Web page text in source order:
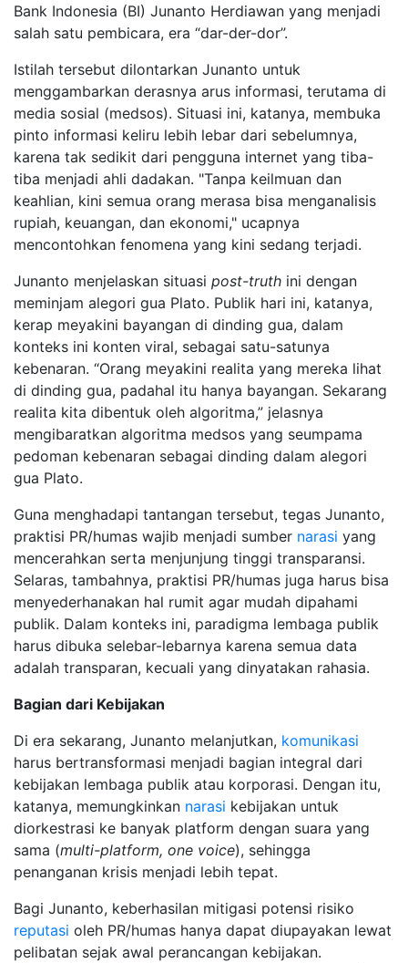
Bank Indonesia (BI) Junanto Herdiawan yang menjadi
salah satu pembicara, era “dar-der-dor”.
Istilah tersebut dilontarkan Junanto untuk
menggambarkan derasnya arus informasi, terutama di
media sosial (medsos). Situasi ini, katanya, membuka
pinto informasi keliru lebih lebar dari sebelumnya,
karena tak sedikit dari pengguna internet yang tiba-
tiba menjadi ahli dadakan. "Tanpa keilmuan dan
keahlian, kini semua orang merasa bisa menganalisis
rupiah, keuangan, dan ekonomi," ucapnya
mencontohkan fenomena yang kini sedang terjadi.
Junanto menjelaskan situasi post-truth ini dengan
meminjam alegori gua Plato. Publik hari ini, katanya,
kerap meyakini bayangan di dinding gua, dalam
konteks ini konten viral, sebagai satu-satunya
kebenaran. “Orang meyakini realita yang mereka lihat
di dinding gua, padahal itu hanya bayangan. Sekarang
realita kita dibentuk oleh algoritma,” jelasnya
mengibaratkan algoritma medsos yang seumpama
pedoman kebenaran sebagai dinding dalam alegori
gua Plato.
Guna menghadapi tantangan tersebut, tegas Junanto,
praktisi PR/humas wajib menjadi sumber narasi yang
mencerahkan serta menjunjung tinggi transparansi.
Selaras, tambahnya, praktisi PR/humas juga harus bisa
menyederhanakan hal rumit agar mudah dipahami
publik. Dalam konteks ini, paradigma lembaga publik
harus dibuka selebar-lebarnya karena semua data
adalah transparan, kecuali yang dinyatakan rahasia.
Bagian dari Kebijakan
Di era sekarang, Junanto melanjutkan, komunikasi
harus bertransformasi menjadi bagian integral dari
kebijakan lembaga publik atau korporasi. Dengan itu,
katanya, memungkinkan narasi kebijakan untuk
diorkestrasi ke banyak platform dengan suara yang
sama (multi-platform, one voice), sehingga
penanganan krisis menjadi lebih tepat.
Bagi Junanto, keberhasilan mitigasi potensi risiko
reputasi oleh PR/humas hanya dapat diupayakan lewat
pelibatan sejak awal perancangan kebijakan.